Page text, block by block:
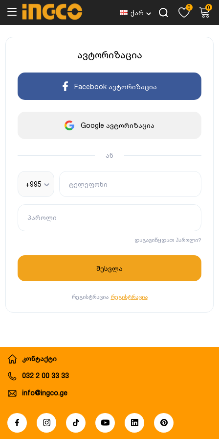
ქარ
0 0
ავტორიზაცია
Facebook ავტორიზაცია
Google ავტორიზაცია
ან
+995 ტელეფონი
პაროლი
დაგავიწყდათ პაროლი?
რეგისტრაცია რეგისტრაცია
კონტაქტი
032 2 00 33 33
info@ingco.ge